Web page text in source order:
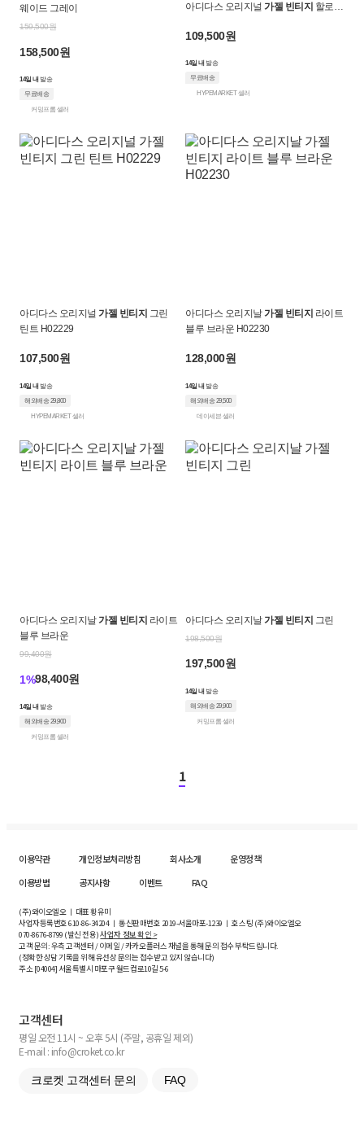
웨이드 그레이
159,500원
158,500원
14일 내 발송
무료배송
커밍프롬 셀러
아디다스 오리지널가젤 빈티지 할로
109,500원
14일 내 발송
무료배송
HYPEMARKET 셀러
아디다스 오리지널가젤 빈티지 그린
틴트 H02229
107,500원
14일 내 발송
해외배송 29,800
HYPEMARKET 셀러
아디다스 오리지날가젤 빈티지 라이트
블루 브라운 H02230
128,000원
14일 내 발송
해외배송 29,500
데이세븐 셀러
아디다스 오리지날가젤 빈티지 라이트
블루 브라운
99,400원
1%98,400원
14일 내 발송
해외배송 29,900
커밍프롬 셀러
아디다스 오리지날가젤 빈티지 그린
198,500원
197,500원
14일 내 발송
해외배송 29,900
커밍프롬 셀러
1
이용약관 개인정보처리방침 회사소개
운영정책
이용방법
공지사항 이벤트 FAQ
(주)와이오엘오 ㅣ 대표 황유미
사업자등록번호610-86-34204ㅣ 통신판매번호 2019-서울마포-1239 ㅣ 호스팅 (주)와이오엘오
070-8676-8799 (발신 전용)사업자 정보 확인 >
고객 문의: 우측 고객센터 / 이메일 / 카카오플러스 채널을 통해 문의 접수 부탁드립니다.
(정확한 상담 기록을 위해 유선상 문의는 접수받고 있지 않습니다)
주소 [04004] 서울특별시 마포구 월드컵로10길5-6
고객센터
평일 오전 11시 ~ 오후 5시 (주말, 공휴일 제외)
E-mail : info@croket.co.kr
크로켓 고객센터 문의 FAQ